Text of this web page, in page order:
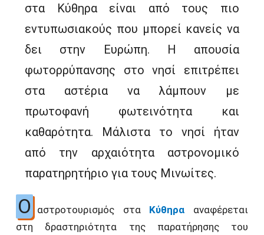
στα Κύθηρα είναι από τους πιο
εντυπωσιακούς που μπορεί κανείς να
δει στην Ευρώπη. Η απουσία
φωτορρύπανσης στο νησί επιτρέπει
στα αστέρια να λάμπουν με
πρωτοφανή φωτεινότητα και
καθαρότητα. Μάλιστα το νησί ήταν
από την αρχαιότητα αστρονομικό
παρατηρητήριο για τους Μινωίτες.
Ο αστροτουρισμός στα Κύθηρα αναφέρεται
στη δραστηριότητα της παρατήρησης του